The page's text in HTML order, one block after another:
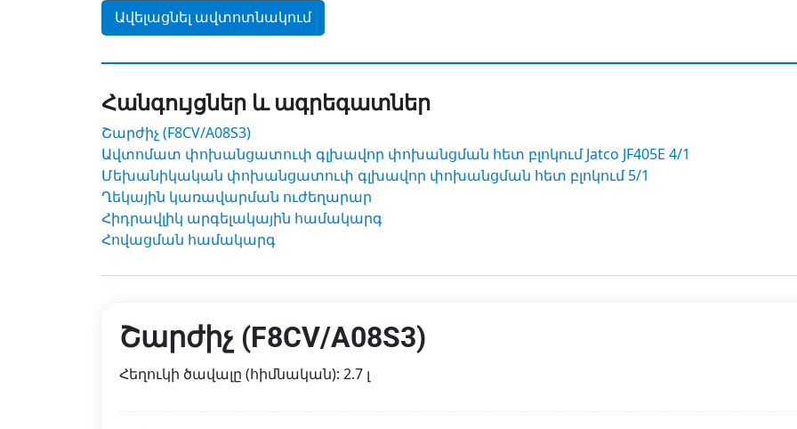
Ավելացնել ավտոտնակում
Հանգույցներ և ագրեգատներ
Շարժիչ (F8CV/A08S3)
Ավտոմատ փոխանցատուփ գլխավոր փոխանցման հետ բլոկում Jatco JF405E 4/1
Մեխանիկական փոխանցատուփ գլխավոր փոխանցման հետ բլոկում 5/1
Ղեկային կառավարման ուժեղարար
Հիդրավլիկ արգելակային համակարգ
Հովացման համակարգ
Շարժիչ (F8CV/A08S3)
Հեղուկի ծավալը (հիմնական): 2.7 լ